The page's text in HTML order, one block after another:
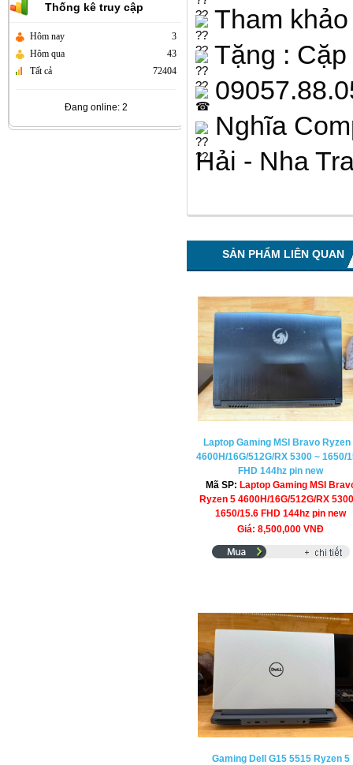
Thống kê truy cập
Hôm nay
3
Hôm qua
43
Tất cả
72404
Đang online: 2
Tham
Tặng :
Nghĩa
Hải - Nha
SẢN PHẨM LIÊN QUAN
Laptop Gaming MSI Bravo Ryzen
4600H/16G/512G/RX 5300 ~ 1650/
FHD 144hz pin new
Mã SP: Laptop Gaming MSI
Ryzen 5 4600H/16G/512G/RX
1650/15.6 FHD 144hz pin new
Giá: 8,500,000 VNĐ
Gaming Dell G15 5515 Ryzen 5